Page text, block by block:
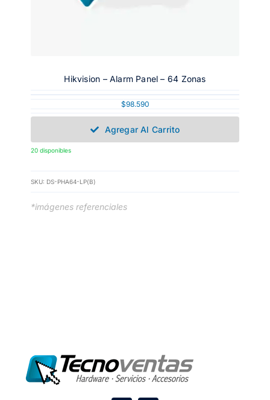
Hikvision – Alarm Panel – 64 Zonas
$98.590
Agregar Al Carrito
20 disponibles
SKU: DS-PHA64-LP(B)
*imágenes referenciales